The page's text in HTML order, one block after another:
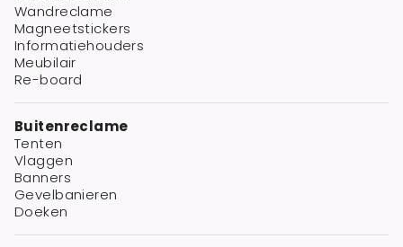
Wandreclame
Magneetstickers
Informatiehouders
Meubilair
Re-board
Buitenreclame
Tenten
Vlaggen
Banners
Gevelbanieren
Doeken